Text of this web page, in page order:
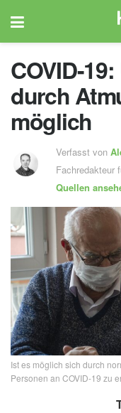
COVID-
durch
möglich
Verfasst von
Fachredakteur
Quellen
Ist es möglich sich durch
Personen an COVID-19 zu